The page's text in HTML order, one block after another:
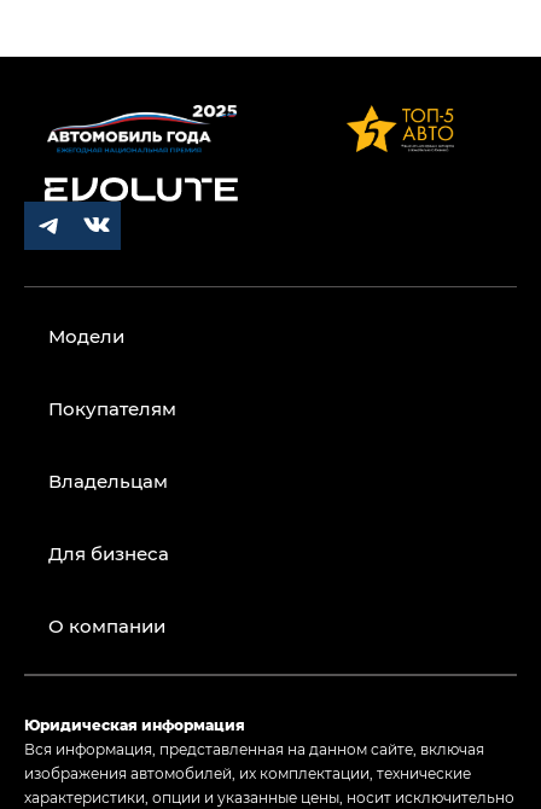
Модели
Покупателям
Владельцам
Для бизнеса
О компании
Юридическая информация
Вся информация, представленная на данном сайте, включая
изображения автомобилей, их комплектации, технические
характеристики, опции и указанные цены, носит исключительно